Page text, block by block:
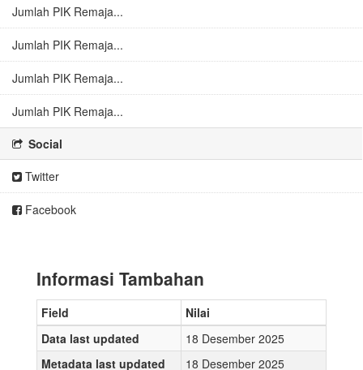
Jumlah PIK Remaja...
Jumlah PIK Remaja...
Jumlah PIK Remaja...
Jumlah PIK Remaja...
Social
Twitter
Facebook
Informasi Tambahan
Field
Nilai
Data last updated
18 Desember 2025
Metadata last updated
18 Desember 2025